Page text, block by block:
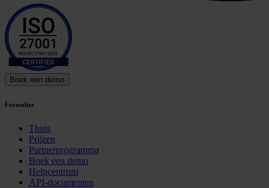
Boek een demo
Formalize
Thuis
Prijzen
Partnerprogramma
Boek een demo
Helpcentrum
API-documenten